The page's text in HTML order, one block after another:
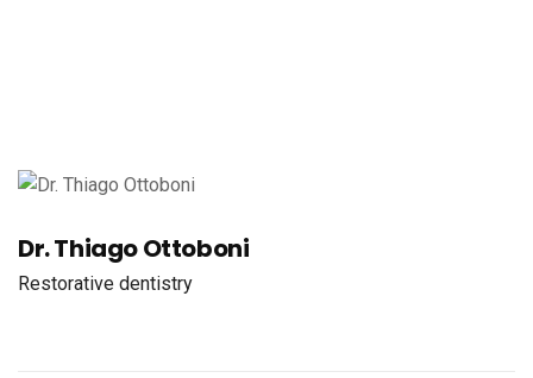
Dr. Thiago Ottoboni
Restorative dentistry